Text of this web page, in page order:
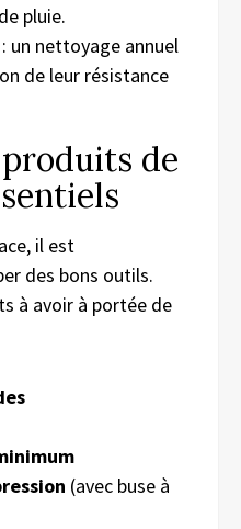
pluie.
: un nettoyage annuel
de leur résistance
de
il est
des bons outils.
à avoir à portée de
(avec buse à